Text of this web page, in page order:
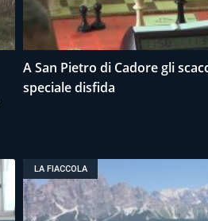
A San Pietro di Cadore gli
speciale disfida
LA FIACCOLA